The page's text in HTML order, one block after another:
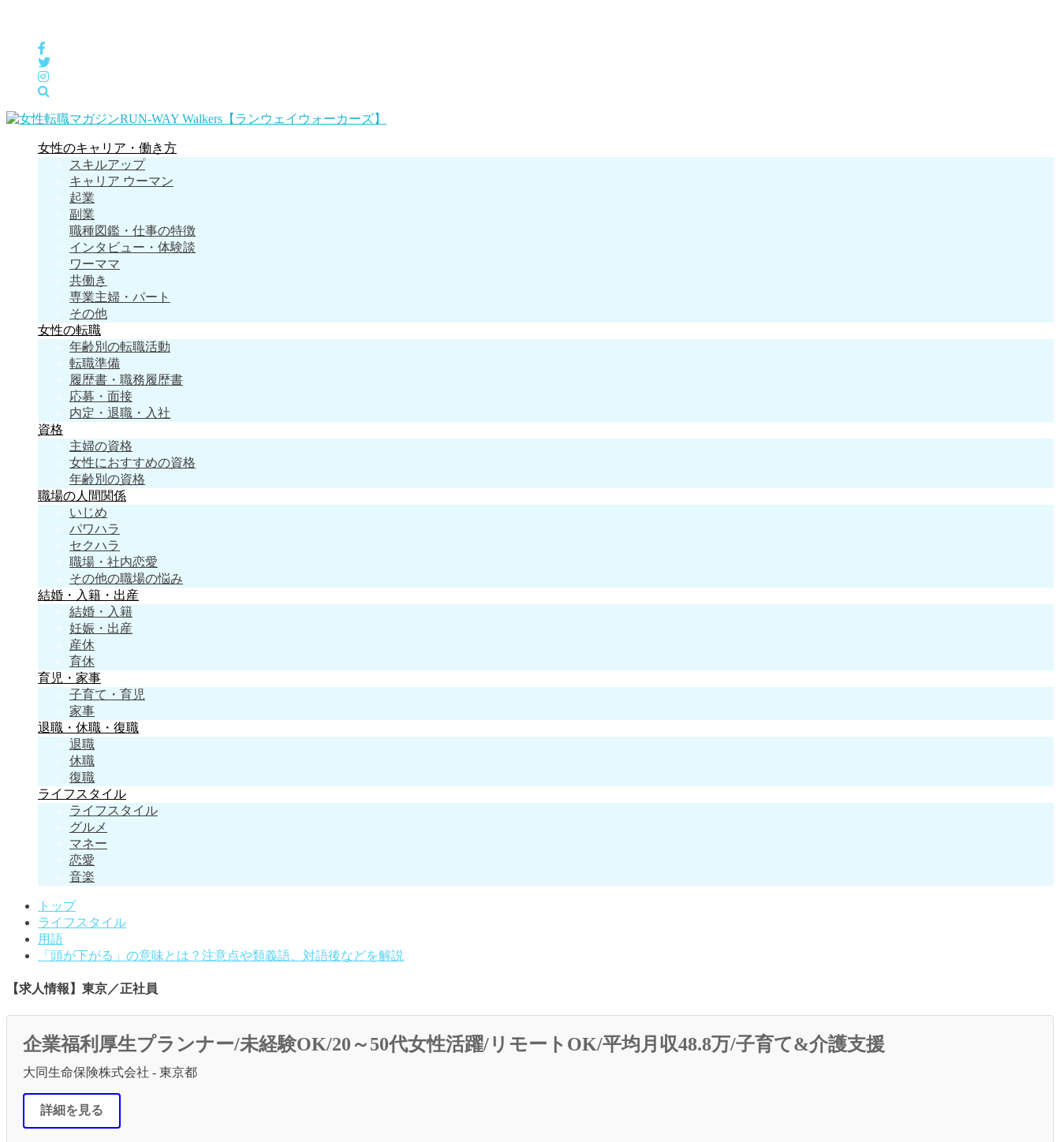
女性のキャリア・働き方
スキルアップ
キャリア ウーマン
起業
副業
職種図鑑・仕事の特徴
インタビュー・体験談
ワーママ
共働き
専業主婦・パート
その他
女性の転職
年齢別の転職活動
転職準備
履歴書・職務履歴書
応募・面接
内定・退職・入社
資格
主婦の資格
女性におすすめの資格
年齢別の資格
職場の人間関係
いじめ
パワハラ
セクハラ
職場・社内恋愛
その他の職場の悩み
結婚・入籍・出産
結婚・入籍
妊娠・出産
産休
育休
育児・家事
子育て・育児
家事
退職・休職・復職
退職
休職
復職
ライフスタイル
ライフスタイル
グルメ
マネー
恋愛
音楽
トップ
ライフスタイル
用語
「頭が下がる」の意味とは？注意点や類義語、対語後などを解説
【求人情報】東京／正社員
企業福利厚生プランナー/未経験OK/20～50代女性活躍/リモートOK/平均月収48.8万/子育て&介護支援
大同生命保険株式会社 - 東京都
詳細を見る